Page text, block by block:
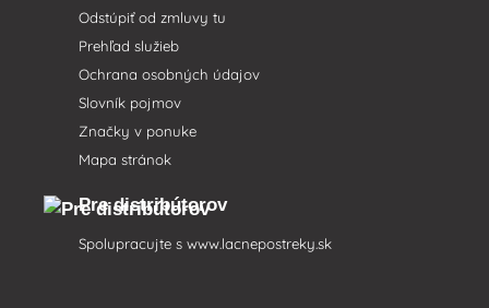
Odstúpiť od zmluvy tu
Prehľad služieb
Ochrana osobných údajov
Slovník pojmov
Značky v ponuke
Mapa stránok
Pre distribútorov
Spolupracujte s www.lacnepostreky.sk